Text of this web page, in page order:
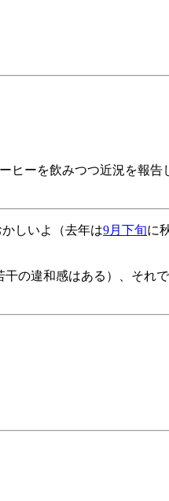
ーを飲みつつ近況を報
しいよ（去年は9月下旬に
の違和感はある）、それ